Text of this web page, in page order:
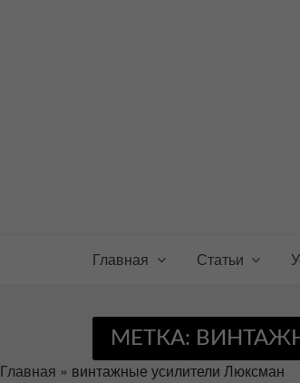
Главная Статьи
МЕТКА:
Главная » винтажные усилители Люксман